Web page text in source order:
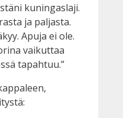
kuningaslaji.
ja paljasta.
Apuja ei ole.
vaikuttaa
tapahtuu.”